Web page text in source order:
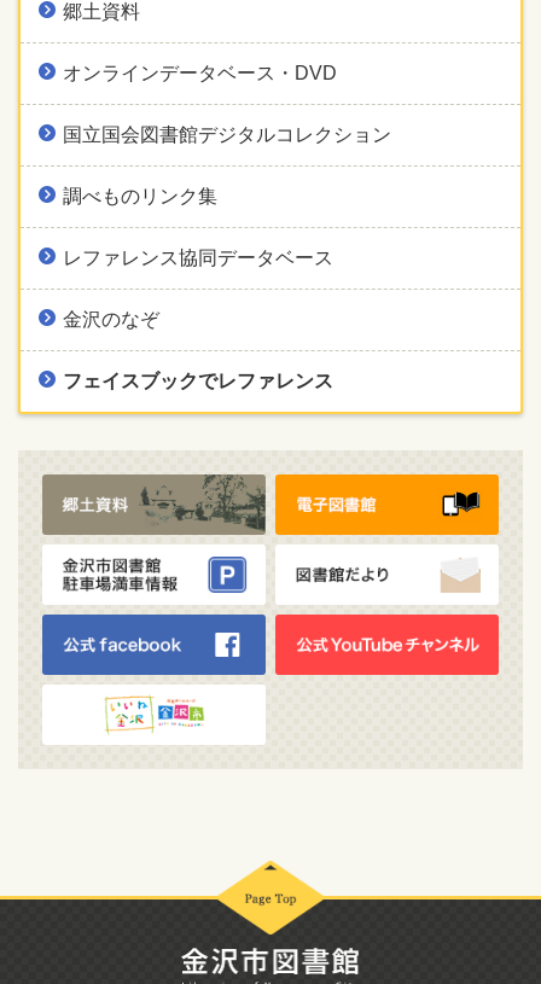
郷土資料
オンラインデータベース・DVD
国立国会図書館デジタルコレクション
調べものリンク集
レファレンス協同データベース
金沢のなぞ
フェイスブックでレファレンス